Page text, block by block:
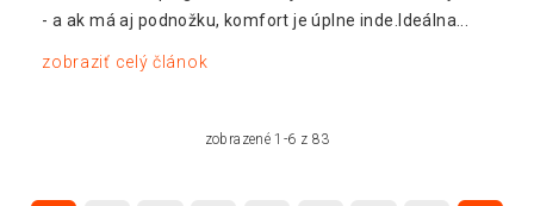
- a ak má aj podnožku, komfort je úplne inde.Ideálna...
zobraziť celý článok
zobrazené 1-6 z 83